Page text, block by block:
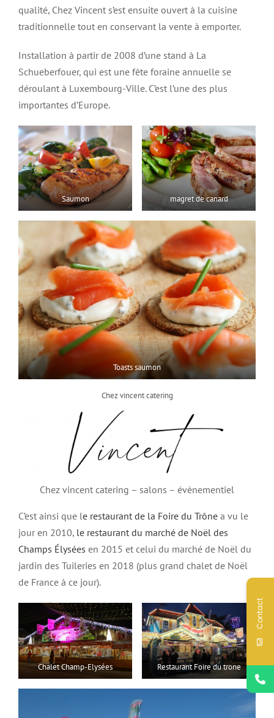
qualité, Chez Vincent s’est ensuite ouvert à la cuisine
traditionnelle tout en conservant la vente à emporter.
Installation à partir de 2008 d’une stand à La
Schueberfouer, qui est une fête foraine annuelle se
déroulant à Luxembourg-Ville. C’est l’une des plus
importantes d’Europe.
Saumon magret de canard
Toasts saumon
Chez vincent catering
Chez vincent catering – salons – évènementiel
C’est ainsi que le restaurant de la Foire du Trône a vu le
jour en 2010, le restaurant du marché de Noël des
Champs Élysées en 2015 et celui du marché de Noël du
jardin des Tuileries en 2018 (plus grand chalet de Noël
de France à ce jour).
Chalet Champ-Elysées Restaurant Foire du trone
Contact